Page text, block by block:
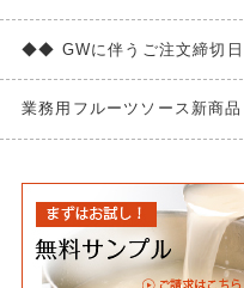
◆◆ GWに伴うご注文締切
業務用フルーツソース新商